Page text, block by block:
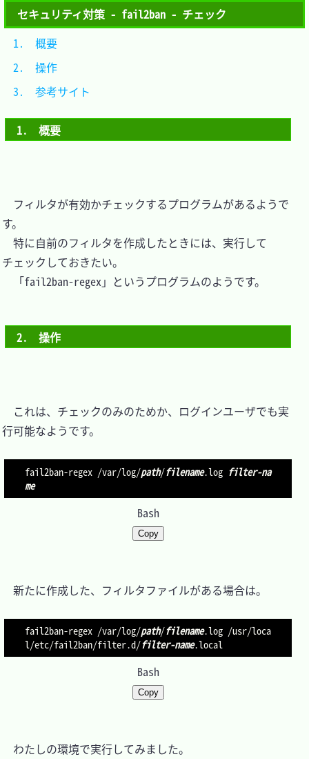
セキュリティ対策 - fail2ban - チェック
1.　概要
フィルタが有効かチェックするプログラムがあるようで
す。
特に自前のフィルタを作成したときには、実行して
チェックしておきたい。
「fail2ban-regex」というプログラムのようです。
2.　操作
これは、チェックのみのためか、ログインユーザでも実
行可能なようです。
fail2ban-regex /var/log/path/filename.log filter-na
me
Bash
Copy
新たに作成した、フィルタファイルがある場合は。
fail2ban-regex /var/log/path/filename.log /usr/loca
l/etc/fail2ban/filter.d/filter-name
Bash
Copy
わたしの環境で実行してみました。